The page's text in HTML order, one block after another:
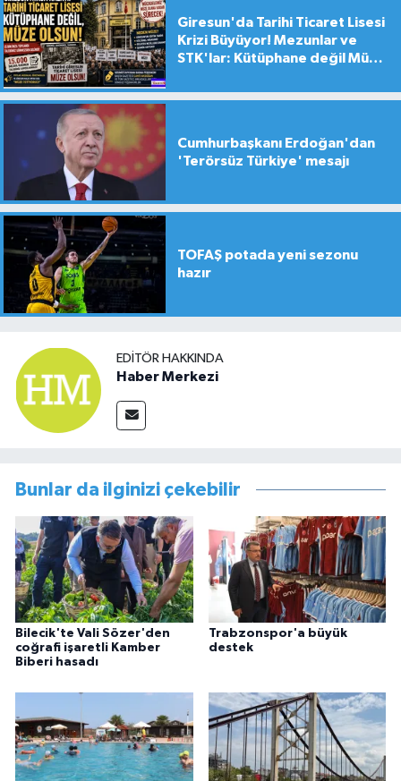
Giresun'da Tarihi Ticaret Lisesi
Krizi Büyüyor! Mezunlar ve
STK'lar: Kütüphane değil Müze
Cumhurbaşkanı Erdoğan'dan
'Terörsüz Türkiye' mesajı
TOFAŞ potada yeni sezonu
hazır
EDITÖR HAKKINDA
Haber Merkezi
Bunlar da ilginizi çekebilir
Bilecik'te Vali Sözer'den
coğrafi işaretli Kamber
Biberi hasadı
Trabzonspor'a büyük
destek